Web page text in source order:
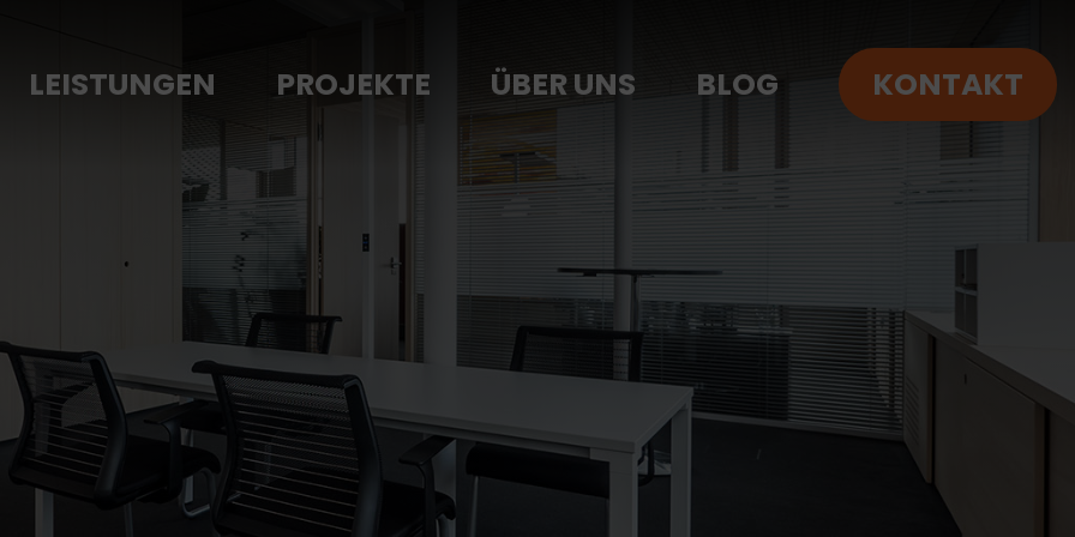
LEISTUNGEN PROJEKTE ÜBER UNS BLOG KONTAKT